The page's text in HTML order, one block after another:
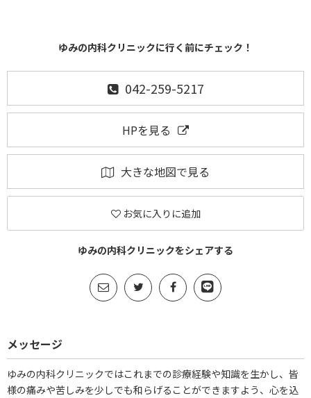
ゆみの内科クリニックに行く前にチェック！
042-259-5217
HPを見る
大きな地図で見る
お気に入りに追加
ゆみの内科クリニックをシェアする
メッセージ
ゆみの内科クリニックではこれまでの診療経験や知識を生かし、皆
様の痛みや苦しみを少しでも和らげることができますよう、心を込